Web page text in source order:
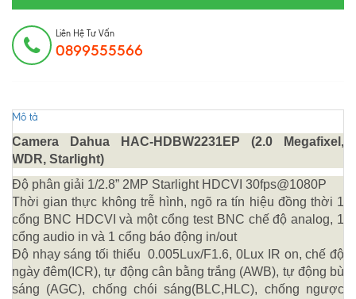
Liên Hệ Tư Vấn
0899555566
Mô tả
Camera Dahua HAC-HDBW2231EP (2.0 Megafixel,
WDR, Starlight)
Độ phân giải 1/2.8” 2MP Starlight HDCVI 30fps@1080P
Thời gian thực không trễ hình, ngõ ra tín hiệu đồng thời 1
cổng BNC HDCVI và một cổng test BNC chế độ analog, 1
cổng audio in và 1 cổng báo động in/out
Độ nhạy sáng tối thiểu 0.005Lux/F1.6, 0Lux IR on, chế độ
ngày đêm(ICR), tự động cân bằng trắng (AWB), tự động bù
sáng (AGC), chống chói sáng(BLC,HLC), chống ngược